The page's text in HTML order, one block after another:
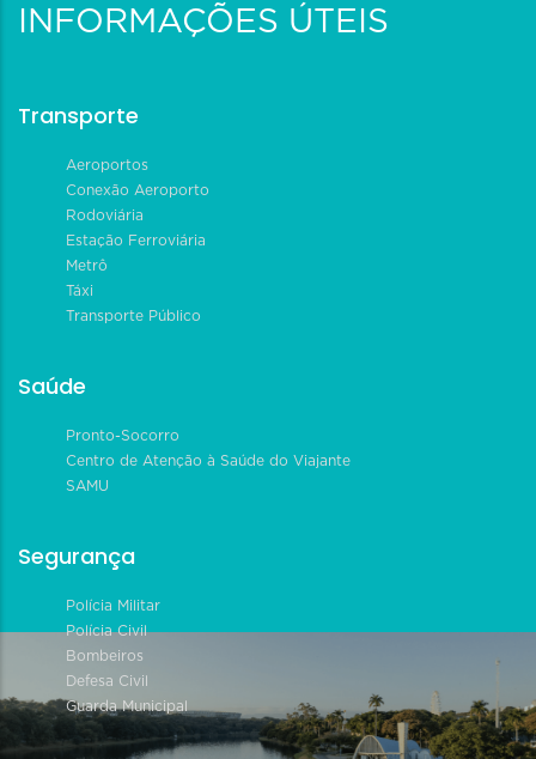
INFORMAÇÕES ÚTEIS
Transporte
Aeroportos
Conexão Aeroporto
Rodoviária
Estação Ferroviária
Metrô
Táxi
Transporte Público
Saúde
Pronto-Socorro
Centro de Atenção à Saúde do Viajante
SAMU
Segurança
Polícia Militar
Polícia Civil
Bombeiros
Defesa Civil
Guarda Municipal